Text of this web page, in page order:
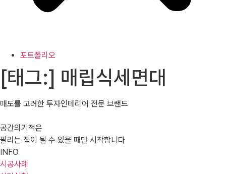
포트폴리오
[태그:] 매립식세면대
매도를 고려한 투자인테리어 전문 브랜드
공간의기적은
팔리는 집이 될 수 있을 때만 시작합니다
INFO
시공사례